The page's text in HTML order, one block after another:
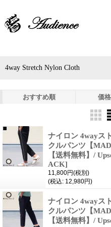
4way Stretch Nylon Cloth
おすすめ順 価
ナイロン 4wayス
クルパンツ【
【送料無料】/
ACK]
11,800円(税別)
(税込: 12,980円)
ナイロン 4wayス
クルパンツ【
【送料無料】/